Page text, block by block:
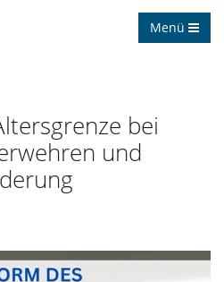
Menü
bei
und